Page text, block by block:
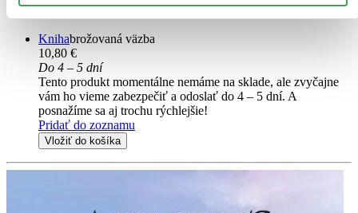
Knihabrožovaná väzba
10,80 €
Do 4 – 5 dní
Tento produkt momentálne nemáme na sklade, ale zvyčajne
vám ho vieme zabezpečiť a odoslať do 4 – 5 dní. A
posnažíme sa aj trochu rýchlejšie!
Pridať do zoznamu
Vložiť do košíka